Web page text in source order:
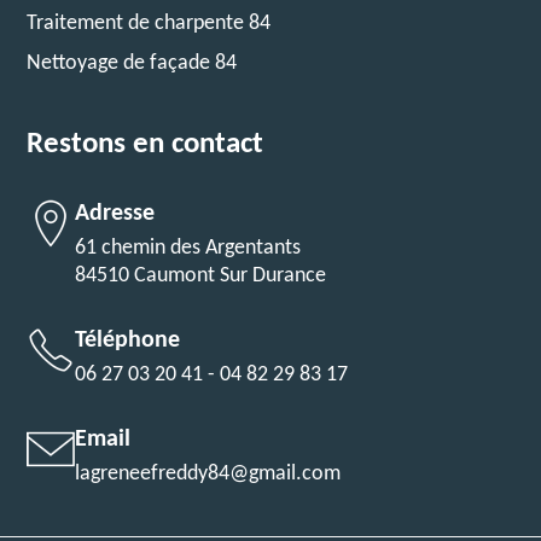
Traitement de charpente 84
Nettoyage de façade 84
Restons en contact
Adresse
61 chemin des Argentants
84510 Caumont Sur Durance
Téléphone
06 27 03 20 41 -04 82 29 83 17
Email
lagreneefreddy84@gmail.com